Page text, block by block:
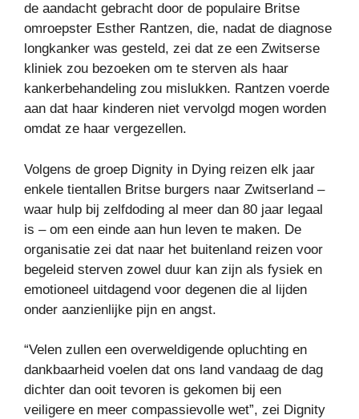
de aandacht gebracht door de populaire Britse
omroepster Esther Rantzen, die, nadat de diagnose
longkanker was gesteld, zei dat ze een Zwitserse
kliniek zou bezoeken om te sterven als haar
kankerbehandeling zou mislukken. Rantzen voerde
aan dat haar kinderen niet vervolgd mogen worden
omdat ze haar vergezellen.
Volgens de groep Dignity in Dying reizen elk jaar
enkele tientallen Britse burgers naar Zwitserland –
waar hulp bij zelfdoding al meer dan 80 jaar legaal
is – om een ​​einde aan hun leven te maken. De
organisatie zei dat naar het buitenland reizen voor
begeleid sterven zowel duur kan zijn als fysiek en
emotioneel uitdagend voor degenen die al lijden
onder aanzienlijke pijn en angst.
“Velen zullen een overweldigende opluchting en
dankbaarheid voelen dat ons land vandaag de dag
dichter dan ooit tevoren is gekomen bij een
veiligere en meer compassievolle wet”, zei Dignity